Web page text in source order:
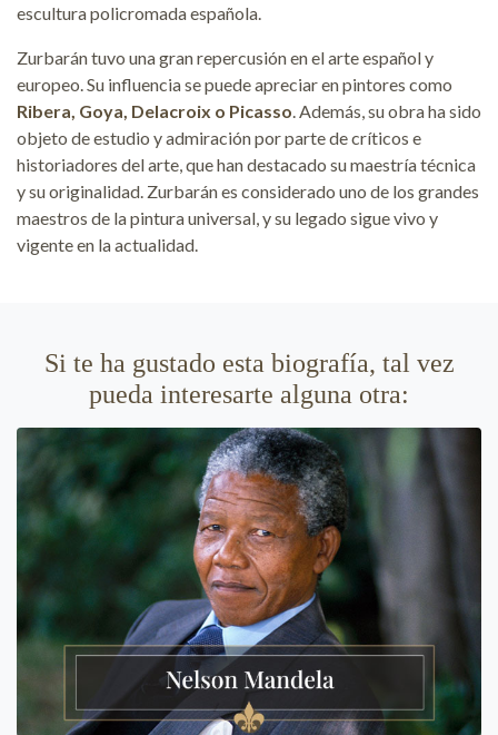
escultura policromada española.
Zurbarán tuvo una gran repercusión en el arte español y
europeo. Su influencia se puede apreciar en pintores como
Ribera, Goya, Delacroix o Picasso . Además, su obra ha sido
objeto de estudio y admiración por parte de críticos e
historiadores del arte, que han destacado su maestría técnica
y su originalidad. Zurbarán es considerado uno de los grandes
maestros de la pintura universal, y su legado sigue vivo y
vigente en la actualidad.
Si te ha gustado esta biografía, tal vez
pueda interesarte alguna otra: